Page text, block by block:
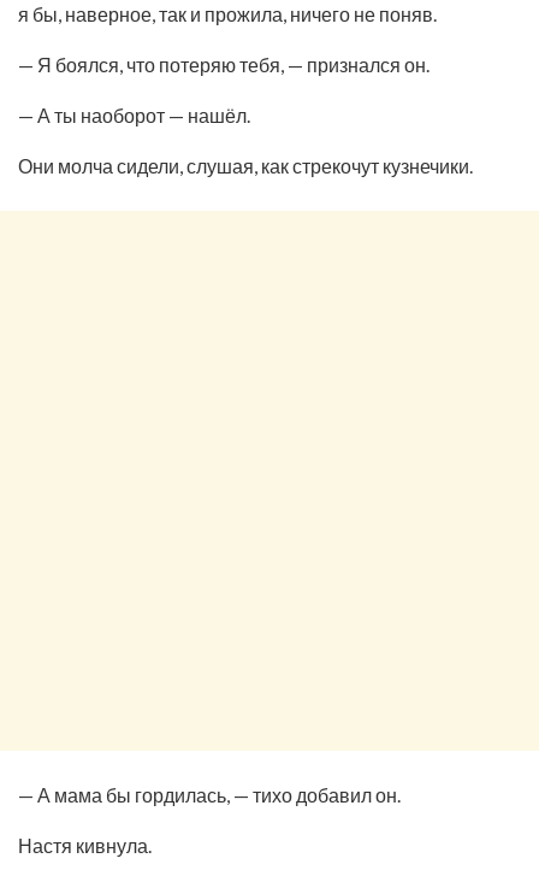
я бы, наверное, так и прожила, ничего не поняв.
— Я боялся, что потеряю тебя, — признался он.
— А ты наоборот — нашёл.
Они молча сидели, слушая, как стрекочут кузнечики.
— А мама бы гордилась, — тихо добавил он.
Настя кивнула.